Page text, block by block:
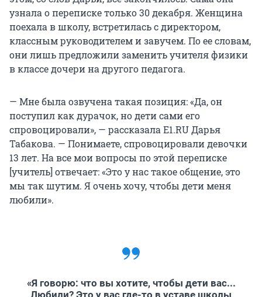
узнала о переписке только 30 декабря. Женщина
поехала в школу, встретилась с директором,
классным руководителем и завучем. По ее словам,
они лишь предложили заменить учителя физики
в классе дочери на другого педагога.
— Мне была озвучена такая позиция: «Да, он
поступил как дурачок, но дети сами его
спровоцировали», — рассказала E1.RU Дарья
Табакова. — Понимаете, спровоцировали девочки
13 лет. На все мои вопросы по этой переписке
[учитель] отвечает: «Это у нас такое общение, это
мы так шутим. Я очень хочу, чтобы дети меня
любили».
«Я говорю: что вы хотите, чтобы дети вас...
Любили? Это у вас где-то в уставе школы